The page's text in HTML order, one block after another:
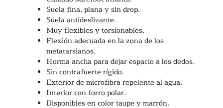
Suela fina, plana y sin drop.
Suela antideslizante.
Muy flexibles y torsionables.
Flexión adecuada en la zona de los
metatarsianos.
Horma ancha para dejar espacio a los dedos.
Sin contrafuerte rígido.
Exterior de microfibra repelente al agua.
Interior con forro polar.
Disponibles en color taupe y marrón.